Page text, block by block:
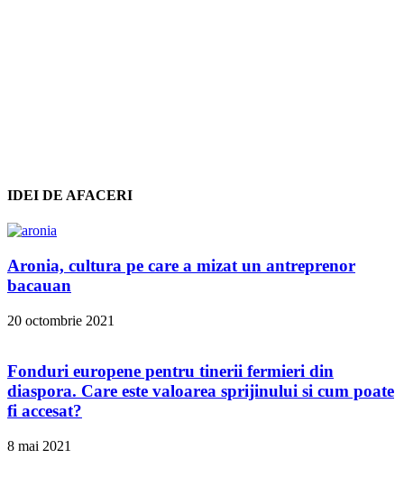
IDEI DE AFACERI
Aronia, cultura pe care a mizat un antreprenor
bacauan
20 octombrie 2021
Fonduri europene pentru tinerii fermieri din
diaspora. Care este valoarea sprijinului si cum poate
fi accesat?
8 mai 2021